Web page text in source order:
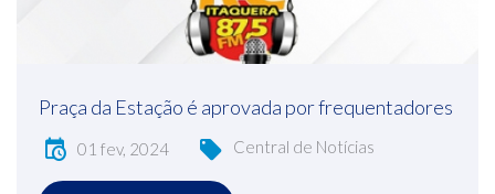
Praça da Estação é aprovada por frequentadores
01 fev, 2024 Central de Notícias